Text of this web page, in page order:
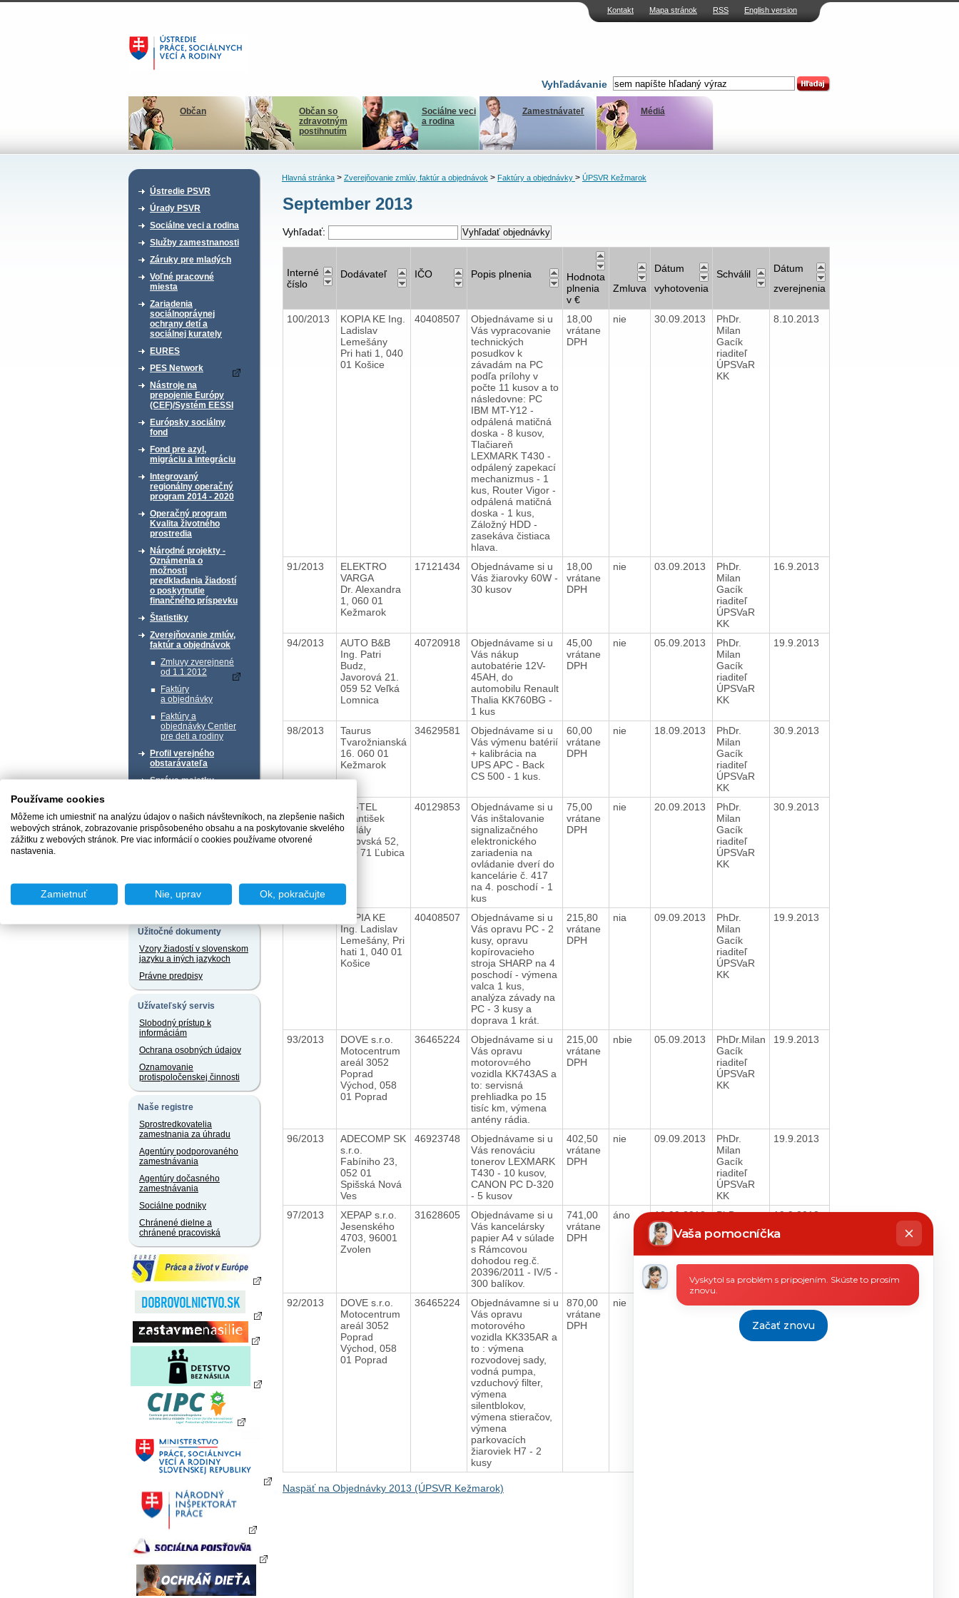
Kontakt Mapa stránok RSS English version
Vyhľadávanie
Občan
Občan so
zdravotným
postihnutím
Sociálne veci
a rodina
Zamestnávateľ Médiá
Ústredie PSVR
Úrady PSVR
Sociálne veci a rodina
Služby zamestnanosti
Záruky pre mladých
Voľné pracovné
miesta
Zariadenia
sociálnoprávnej
ochrany detí a
sociálnej kurately
EURES
PES Network
Nástroje na
prepojenie Európy
(CEF)/Systém EESSI
Európsky sociálny
fond
Fond pre azyl,
migráciu a integráciu
Integrovaný
regionálny operačný
program 2014 - 2020
Operačný program
Kvalita životného
prostredia
Národné projekty -
Oznámenia o
možnosti
predkladania žiadostí
o poskytnutie
finančného príspevku
Štatistiky
Zverejňovanie zmlúv,
faktúr a objednávok
Zmluvy zverejnené
od 1.1.2012
Faktúry
a objednávky
Faktúry a
objednávky Centier
pre deti a rodiny
Profil verejného
obstarávateľa
Správa majetku
Chcem podať podnet
Užitočné dokumenty
Vzory žiadostí v slovenskom
jazyku a iných jazykoch
Právne predpisy
Užívateľský servis
Slobodný prístup k
informáciám
Ochrana osobných údajov
Oznamovanie
protispoločenskej činnosti
Naše registre
Sprostredkovatelia
zamestnania za úhradu
Agentúry podporovaného
zamestnávania
Agentúry dočasného
zamestnávania
Sociálne podniky
Chránené dielne a
chránené pracoviská
Hlavná stránka> Zverejňovanie zmlúv, faktúr a objednávok> Faktúry a objednávky > ÚPSVR Kežmarok
September 2013
Vyhľadať:
Interné
číslo
Dodávateľ IČO Popis plnenia
Hodnota
plnenia
v €
Zmluva
Dátum
vyhotovenia
Schválil
Dátum
zverejnenia
100/2013
KOPIA KE Ing.
Ladislav
Lemešány
Pri hati 1, 040
01 Košice
40408507
Objednávame si u
Vás vypracovanie
technických
posudkov k
závadám na PC
podľa prílohy v
počte 11 kusov a to
následovne: PC
IBM MT-Y12 -
odpálená matičná
doska - 8 kusov,
Tlačiareň
LEXMARK T430 -
odpálený zapekací
mechanizmus - 1
kus, Router Vigor -
odpálená matičná
doska - 1 kus,
Záložný HDD -
zasekáva čistiaca
hlava.
18,00
vrátane
DPH
nie 30.09.2013
PhDr.
Milan
Gacík
riaditeľ
ÚPSVaR
KK
8.10.2013
91/2013
ELEKTRO
VARGA
Dr. Alexandra
1, 060 01
Kežmarok
17121434
Objednávame si u
Vás žiarovky 60W -
30 kusov
18,00
vrátane
DPH
nie 03.09.2013
PhDr.
Milan
Gacík
riaditeľ
ÚPSVaR
KK
16.9.2013
94/2013
AUTO B&B
Ing. Patri
Budz,
Javorová 21.
059 52 Veľká
Lomnica
40720918
Objednávame si u
Vás nákup
autobatérie 12V-
45AH, do
automobilu Renault
Thalia KK760BG -
1 kus
45,00
vrátane
DPH
nie 05.09.2013
PhDr.
Milan
Gacík
riaditeľ
ÚPSVaR
KK
19.9.2013
98/2013
Taurus
Tvarožnianská
16. 060 01
Kežmarok
34629581
Objednávame si u
Vás výmenu batérií
+ kalibrácia na
UPS APC - Back
CS 500 - 1 kus.
60,00
vrátane
DPH
nie 18.09.2013
PhDr.
Milan
Gacík
riaditeľ
ÚPSVaR
KK
30.9.2013
AM-TEL
Feantišek
Fudály
Vrbovská 52,
059 71 Ľubica
40129853
Objednávame si u
Vás inštalovanie
signalizačného
elektronického
zariadenia na
ovládanie dverí do
kancelárie č. 417
na 4. poschodí - 1
kus
75,00
vrátane
DPH
nie 20.09.2013
PhDr.
Milan
Gacík
riaditeľ
ÚPSVaR
KK
30.9.2013
KOPIA KE
Ing. Ladislav
Lemešány, Pri
hati 1, 040 01
Košice
40408507
Objednávame si u
Vás opravu PC - 2
kusy, opravu
kopírovacieho
stroja SHARP na 4
poschodí - výmena
valca 1 kus,
analýza závady na
PC - 3 kusy a
doprava 1 krát.
215,80
vrátane
DPH
nia 09.09.2013
PhDr.
Milan
Gacík
riaditeľ
ÚPSVaR
KK
19.9.2013
93/2013
DOVE s.r.o.
Motocentrum
areál 3052
Poprad
Východ, 058
01 Poprad
36465224
Objednávame si u
Vás opravu
motorov=ého
vozidla KK743AS a
to: servisná
prehliadka po 15
tisíc km, výmena
antény rádia.
215,00
vrátane
DPH
nbie 05.09.2013
PhDr.Milan
Gacík
riaditeľ
ÚPSVaR
KK
19.9.2013
96/2013
ADECOMP SK
s.r.o.
Fabíniho 23,
052 01
Spišská Nová
Ves
46923748
Objednávame si u
Vás renováciu
tonerov LEXMARK
T430 - 10 kusov,
CANON PC D-320
- 5 kusov
402,50
vrátane
DPH
nie 09.09.2013
PhDr.
Milan
Gacík
riaditeľ
ÚPSVaR
KK
19.9.2013
97/2013
XEPAP s.r.o.
Jesenského
4703, 96001
Zvolen
31628605
Objednávame si u
Vás kancelársky
papier A4 v súlade
s Rámcovou
dohodou reg.č.
20396/2011 - IV/5 -
300 balíkov.
741,00
vrátane
DPH
áno 13.09.2013
PhDr.
Gacík
19.9.2013
92/2013
DOVE s.r.o.
Motocentrum
areál 3052
Poprad
Východ, 058
01 Poprad
36465224
Objednávamne si u
Vás opravu
motorového
vozidla KK335AR a
to : výmena
rozvodovej sady,
vodná pumpa,
vzduchový filter,
výmena
silentblokov,
výmena stieračov,
výmena
parkovacích
žiaroviek H7 - 2
kusy
870,00
vrátane
DPH
nie 05.09.2013
Gacík
riaditeľ
Naspäť na Objednávky 2013 (ÚPSVR Kežmarok)
Vaša pomocníčka
Chatbot
píše
Vyskytol sa problém s pripojením. Skúste to prosím
znovu.
Začať znovu
Používame cookies
Môžeme ich umiestniť na analýzu údajov o našich návštevníkoch, na zlepšenie našich
webových stránok, zobrazovanie prispôsobeného obsahu a na poskytovanie skvelého
zážitku z webových stránok. Pre viac informácií o cookies používame otvorené
nastavenia.
Zamietnuť Nie, uprav Ok, pokračujte